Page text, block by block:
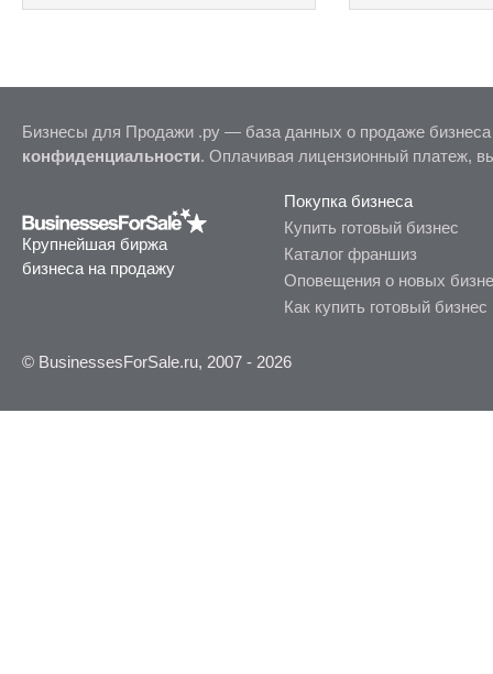
Бизнесы для Продажи .ру — база данных о продаже
конфиденциальности. Оплачивая лицензионный платеж,
Крупнейшая биржа
бизнеса на продажу
Покупка бизнеса
Купить готовый бизнес
Каталог франшиз
Оповещения о новых
Как купить готовый бизнес
© BusinessesForSale.ru, 2007 - 2026